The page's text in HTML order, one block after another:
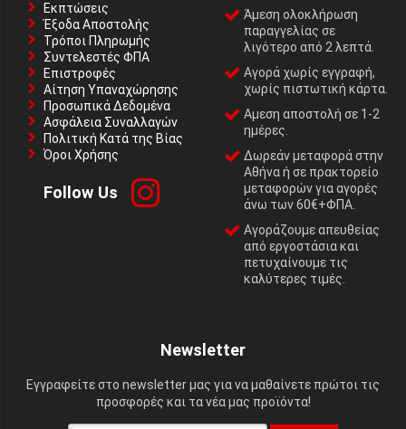
Εκπτώσεις
Έξοδα Αποστολής
Τρόποι Πληρωμής
Συντελεστές ΦΠΑ
Επιστροφές
Αίτηση Υπαναχώρησης
Προσωπικά Δεδομένα
Ασφάλεια Συναλλαγών
Πολιτική Κατά της Βίας
Όροι Χρήσης
Follow Us
Άμεση ολοκλήρωση
παραγγελίας σε
λιγότερο από 2 λεπτά.
Αγορά χωρίς εγγραφή,
χωρίς πιστωτική κάρτα.
Αμεση αποστολή σε 1-2
ημέρες.
Δωρεάν μεταφορά στην
Αθήνα ή σε πρακτορείο
μεταφορών για αγορές
άνω των 60€+ΦΠΑ.
Αγοράζουμε απευθείας
από εργοστάσια και
πετυχαίνουμε τις
καλύτερες τιμές.
Newsletter
Εγγραφείτε στο newsletter μας για να μαθαίνετε πρώτοι τις
προσφορές και τα νέα μας προϊόντα!